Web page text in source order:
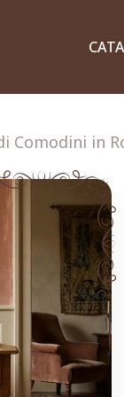
Comodini in